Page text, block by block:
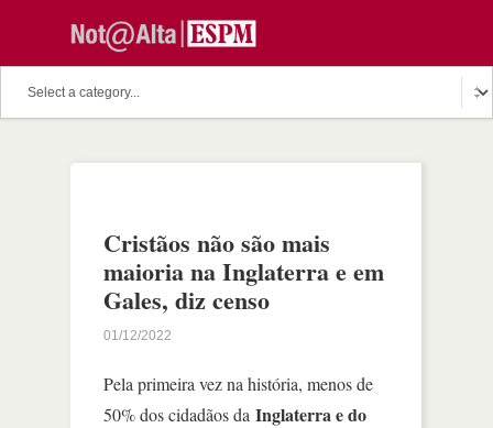
Cristãos não são mais
maioria na Inglaterra e em
Gales, diz censo
01/12/2022
Pela primeira vez na história, menos de
50% dos cidadãos da Inglaterra e do